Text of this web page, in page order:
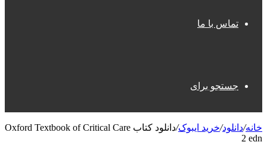
تماس با ما
جستجو برای
خانه/دانلود/خرید ایبوک/
دانلود کتاب Oxford Textbook of Critical Care
2 edn